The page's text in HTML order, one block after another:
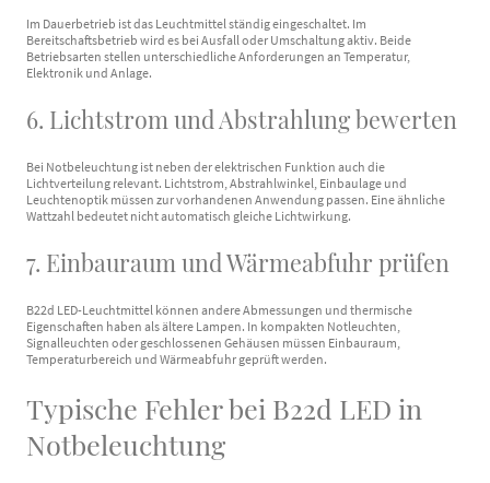
Im Dauerbetrieb ist das Leuchtmittel ständig eingeschaltet. Im
Bereitschaftsbetrieb wird es bei Ausfall oder Umschaltung aktiv. Beide
Betriebsarten stellen unterschiedliche Anforderungen an Temperatur,
Elektronik und Anlage.
6. Lichtstrom und Abstrahlung bewerten
Bei Notbeleuchtung ist neben der elektrischen Funktion auch die
Lichtverteilung relevant. Lichtstrom, Abstrahlwinkel, Einbaulage und
Leuchtenoptik müssen zur vorhandenen Anwendung passen. Eine ähnliche
Wattzahl bedeutet nicht automatisch gleiche Lichtwirkung.
7. Einbauraum und Wärmeabfuhr prüfen
B22d LED-Leuchtmittel können andere Abmessungen und thermische
Eigenschaften haben als ältere Lampen. In kompakten Notleuchten,
Signalleuchten oder geschlossenen Gehäusen müssen Einbauraum,
Temperaturbereich und Wärmeabfuhr geprüft werden.
Typische Fehler bei B22d LED in
Notbeleuchtung